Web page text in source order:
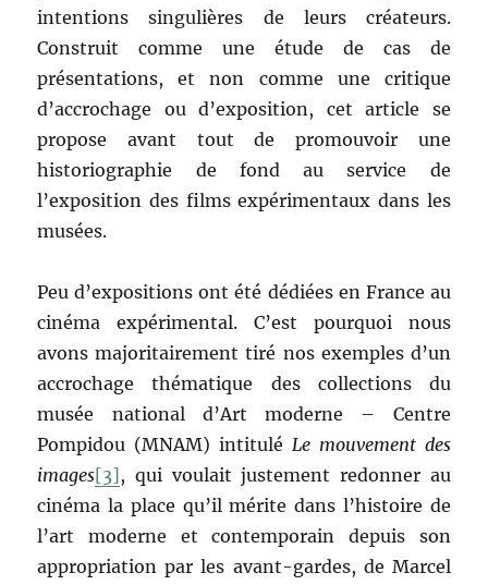
intentions singulières de leurs créateurs.
Construit comme une étude de cas de
présentations, et non comme une critique
d’accrochage ou d’exposition, cet article se
propose avant tout de promouvoir une
historiographie de fond au service de
l’exposition des films expérimentaux dans les
musées.
Peu d’expositions ont été dédiées en France au
cinéma expérimental. C’est pourquoi nous
avons majoritairement tiré nos exemples d’un
accrochage thématique des collections du
musée national d’Art moderne – Centre
Pompidou (MNAM) intitulé Le mouvement des
images[3], qui voulait justement redonner au
cinéma la place qu’il mérite dans l’histoire de
l’art moderne et contemporain depuis son
appropriation par les avant-gardes, de Marcel